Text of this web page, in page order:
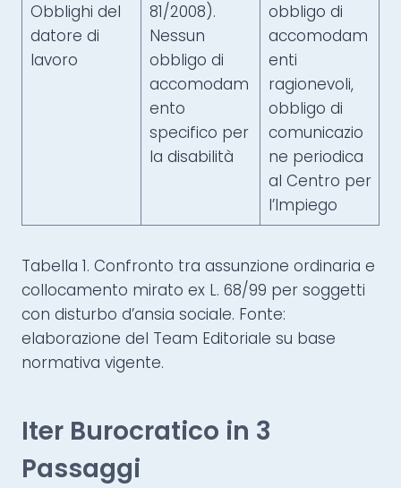
Obblighi del
datore di
lavoro
81/2008).
Nessun
obbligo di
accomodam
ento
specifico per
la disabilità
obbligo di
accomodam
enti
ragionevoli,
obbligo di
comunicazio
ne periodica
al Centro per
l’Impiego
Tabella 1. Confronto tra assunzione ordinaria e
collocamento mirato ex L. 68/99 per soggetti
con disturbo d’ansia sociale. Fonte:
elaborazione del Team Editoriale su base
normativa vigente.
Iter Burocratico in 3
Passaggi